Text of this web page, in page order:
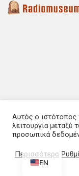
Αυτός ο ιστότοπος
λειτουργία μεταξύ
προσωπικά
Περισσότερα
EN